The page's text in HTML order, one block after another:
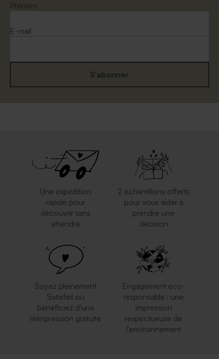
Prénom
E-mail
S'abonner
Une expédition
rapide pour
découvrir sans
attendre
2 échantillons offerts
pour vous aider à
prendre une
décision
Soyez pleinement
Satisfait ou
bénéficiez d'une
réimpression gratuite
Engagement éco-
responsable : une
impression
respectueuse de
l'environnement